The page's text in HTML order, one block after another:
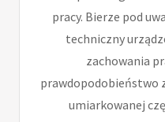
pracy. Bierze pod
techniczny
zachowania
prawdopodobieństwo
umiarkowanej